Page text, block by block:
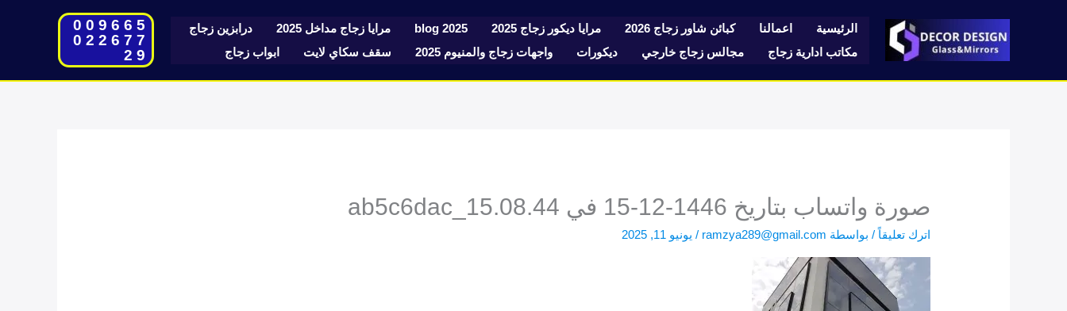
الرئيسية اعمالنا كبائن شاور زجاج 2026 مرايا ديكور زجاج 2025 blog 2025 مرايا زجاج مداخل 2025
درابزين زجاج
مكاتب ادارية زجاج
مجالس زجاج خارجي ديكورات واجهات زجاج والمنيوم 2025 سقف سكاي لايت ابواب زجاج
009665
022677
29
صورة واتساب بتاريخ 1446-12-15 في 15.08.44_ab5c6dac
اترك تعليقاً / بواسطة ramzya289@gmail.com
/ يونيو 11, 2025